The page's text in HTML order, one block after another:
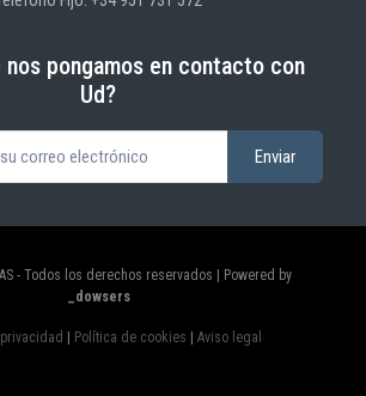
nos pongamos en contacto con
Ud?
- Todos los derechos reservados | Powered by
_dowsers
Política de cookies Aviso legal